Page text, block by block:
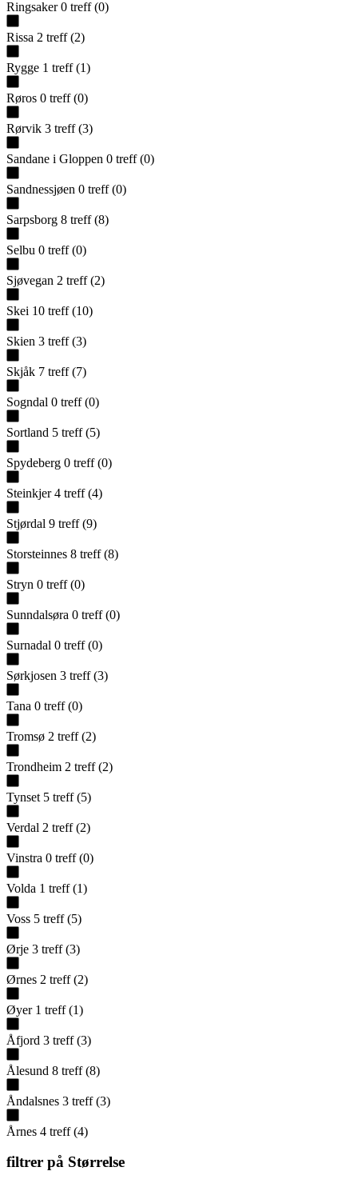
Ringsaker 0 treff (0)
Rissa 2 treff (2)
Rygge 1 treff (1)
Røros 0 treff (0)
Rørvik 3 treff (3)
Sandane i Gloppen 0 treff (0)
Sandnessjøen 0 treff (0)
Sarpsborg 8 treff (8)
Selbu 0 treff (0)
Sjøvegan 2 treff (2)
Skei 10 treff (10)
Skien 3 treff (3)
Skjåk 7 treff (7)
Sogndal 0 treff (0)
Sortland 5 treff (5)
Spydeberg 0 treff (0)
Steinkjer 4 treff (4)
Stjørdal 9 treff (9)
Storsteinnes 8 treff (8)
Stryn 0 treff (0)
Sunndalsøra 0 treff (0)
Surnadal 0 treff (0)
Sørkjosen 3 treff (3)
Tana 0 treff (0)
Tromsø 2 treff (2)
Trondheim 2 treff (2)
Tynset 5 treff (5)
Verdal 2 treff (2)
Vinstra 0 treff (0)
Volda 1 treff (1)
Voss 5 treff (5)
Ørje 3 treff (3)
Ørnes 2 treff (2)
Øyer 1 treff (1)
Åfjord 3 treff (3)
Ålesund 8 treff (8)
Åndalsnes 3 treff (3)
Årnes 4 treff (4)
filtrer på Størrelse